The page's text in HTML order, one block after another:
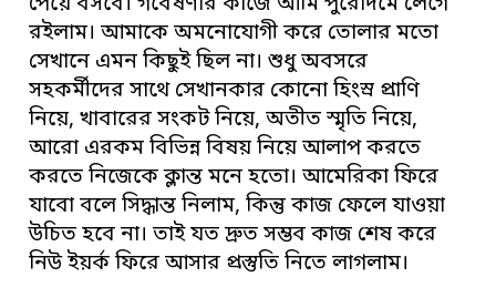
রইলাম। আমাকে অমনোযোগী করে তোলার মতো
সেখানে এমন কিছুই ছিল না। শুধু অবসরে
সহকর্মীদের সাথে সেখানকার কোনো হিংস্র প্রাণি
নিয়ে, খাবারের সংকট নিয়ে, অতীত স্মৃতি নিয়ে,
আরো এরকম বিভিন্ন বিষয় নিয়ে আলাপ করতে
করতে নিজেকে ক্লান্ত মনে হতো। আমেরিকা ফিরে
যাবো বলে সিদ্ধান্ত নিলাম, কিন্তু কাজ ফেলে যাওয়া
উচিত হবে না। তাই যত দ্রুত সম্ভব কাজ শেষ করে
নিউ ইয়র্ক ফিরে আসার প্রস্তুতি নিতে লাগলাম।